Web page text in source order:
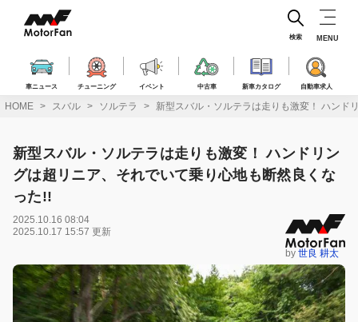
ス
車ニュース チューニング イベント 中古車 新車カタログ 自動車求人
検索 MENU
HOME スバル ソルテラ 新型スバル・ソルテラは走りも激変！ ハンド
新型スバル・ソルテラは走りも激変！ ハンドリン
グは超リニア、それでいて乗り心地も断然良くな
った!!
2025.10.16 08:04
2025.10.17 15:57 更新
by 世良 耕太